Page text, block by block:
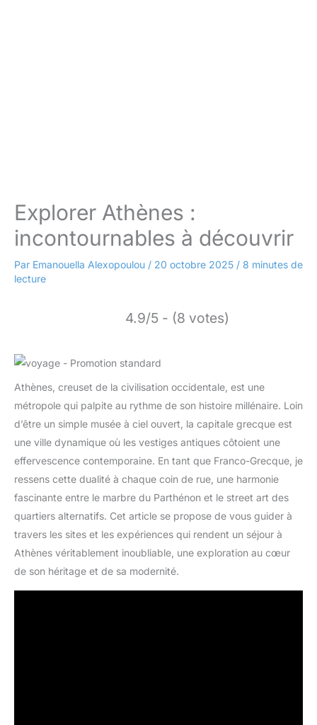
Explorer Athènes :
incontournables à découvrir
Par Emanouella Alexopoulou / 20 octobre 2025 / 8 minutes de
lecture
4.9/5 - (8 votes)
Athènes, creuset de la civilisation occidentale, est une
métropole qui palpite au rythme de son histoire millénaire. Loin
d’être un simple musée à ciel ouvert, la capitale grecque est
une ville dynamique où les vestiges antiques côtoient une
effervescence contemporaine. En tant que Franco-Grecque, je
ressens cette dualité à chaque coin de rue, une harmonie
fascinante entre le marbre du Parthénon et le street art des
quartiers alternatifs. Cet article se propose de vous guider à
travers les sites et les expériences qui rendent un séjour à
Athènes véritablement inoubliable, une exploration au cœur
de son héritage et de sa modernité.